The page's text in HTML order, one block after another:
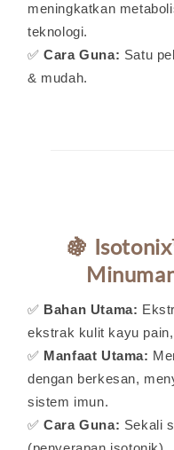
meningkatkan
teknologi.
✅Cara Guna: Satu
& mudah.
🍇
✅ Bahan Utama:
ekstrak kulit kayu
✅ Manfaat Utama:
dengan berkesan,
sistem imun.
✅Cara Guna: Sekali